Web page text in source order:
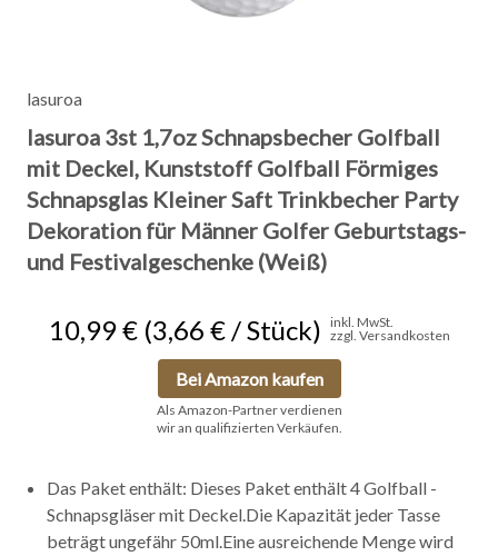
lasuroa
lasuroa 3st 1,7oz Schnapsbecher Golfball
mit Deckel, Kunststoff Golfball Förmiges
Schnapsglas Kleiner Saft Trinkbecher Party
Dekoration für Männer Golfer Geburtstags-
und Festivalgeschenke (Weiß)
10,99 € (3,66 € / Stück) inkl. MwSt.
zzgl. Versandkosten
Bei Amazon kaufen
Als Amazon-Partner verdienen
wir an qualifizierten Verkäufen.
Das Paket enthält: Dieses Paket enthält 4 Golfball -
Schnapsgläser mit Deckel.Die Kapazität jeder Tasse
beträgt ungefähr 50ml.Eine ausreichende Menge wird